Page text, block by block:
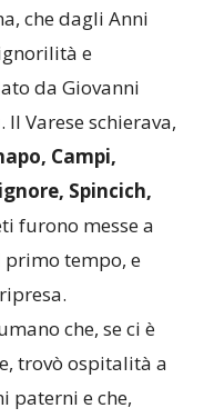
Lodi, l’allora
che dagli Anni
e
da Giovanni
Varese schierava,
Campi,
Spincich,
furono messe a
tempo, e
che, se ci è
trovò ospitalità a